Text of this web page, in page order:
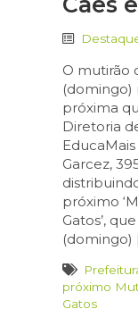
O mutirão
(domingo)
próxima
Diretoria
Garcez,
próximo
Gatos’,
(domingo)
próximo
Gatos